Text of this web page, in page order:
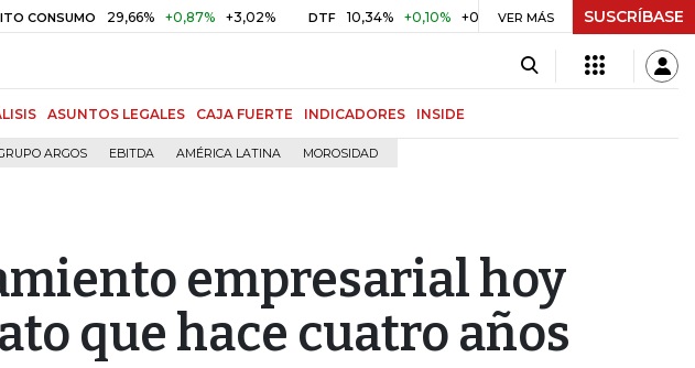
29,66% +0,87% +3,02% DTF 10,34% +0,10% +0,98% UVR $ 416,91 +$ 0,05 +0,01%
VER MÁS SUSCRÍBASE
ASUNTOS LEGALES CAJA FUERTE INDICADORES INSIDE
ARGOS EBITDA AMÉRICA LATINA MOROSIDAD
empresarial hoy
que hace cuatro años